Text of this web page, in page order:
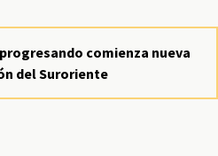
comienza nueva
del Suroriente